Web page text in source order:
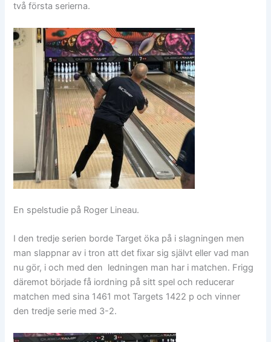
två första serierna.
En spelstudie på Roger Lineau.
I den tredje serien borde Target öka på i slagningen men
man slappnar av i tron att det fixar sig självt eller vad man
nu gör, i och med den ledningen man har i matchen. Frigg
däremot började få iordning på sitt spel och reducerar
matchen med sina 1461 mot Targets 1422 p och vinner
den tredje serie med 3-2.